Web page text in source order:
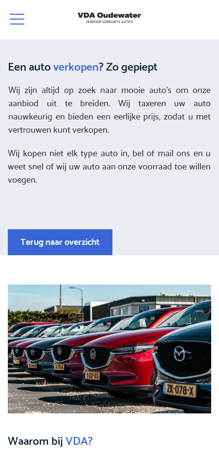
Een autoverkopen? Zo gepiept
Wij zijn altijd op zoek naar mooie auto's om onze
aanbiod uit te breiden. Wij taxeren uw auto
nauwkeurig en bieden een eerlijke prijs, zodat u met
vertrouwen kunt verkopen.
Wij kopen niet elk type auto in, bel of mail ons en u
weet snel of wij uw auto aan onze voorraad toe willen
voegen.
Terug naar overzicht
Waarom bijVDA?